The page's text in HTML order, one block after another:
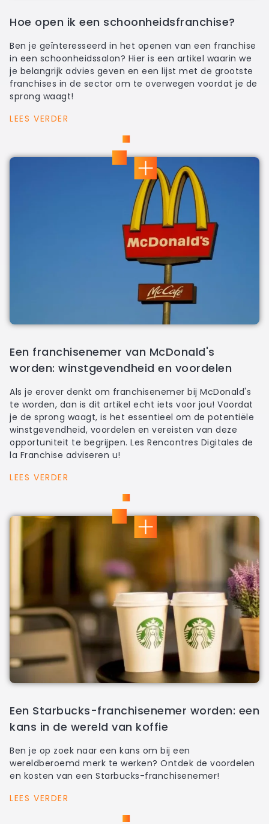
Hoe open ik een schoonheidsfranchise?
Ben je geïnteresseerd in het openen van een franchise
in een schoonheidssalon? Hier is een artikel waarin we
je belangrijk advies geven en een lijst met de grootste
franchises in de sector om te overwegen voordat je de
sprong waagt!
LEES VERDER
Een franchisenemer van McDonald's
worden: winstgevendheid en voordelen
Als je erover denkt om franchisenemer bij McDonald's
te worden, dan is dit artikel echt iets voor jou! Voordat
je de sprong waagt, is het essentieel om de potentiële
winstgevendheid, voordelen en vereisten van deze
opportuniteit te begrijpen. Les Rencontres Digitales de
la Franchise adviseren u!
LEES VERDER
Een Starbucks-franchisenemer worden: een
kans in de wereld van koffie
Ben je op zoek naar een kans om bij een
wereldberoemd merk te werken? Ontdek de voordelen
en kosten van een Starbucks-franchisenemer!
LEES VERDER